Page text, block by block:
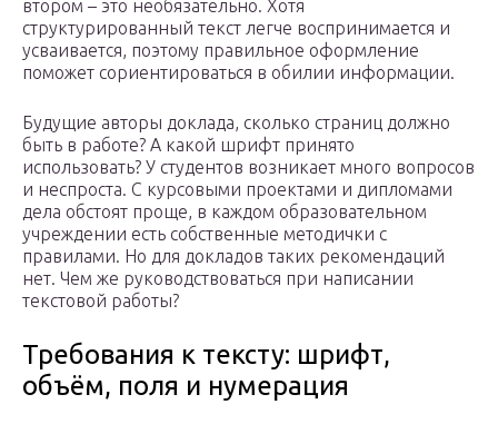
втором – это необязательно. Хотя
структурированный текст легче воспринимается и
усваивается, поэтому правильное оформление
поможет сориентироваться в обилии информации.
Будущие авторы доклада, сколько страниц должно
быть в работе? А какой шрифт принято
использовать? У студентов возникает много вопросов
и неспроста. С курсовыми проектами и дипломами
дела обстоят проще, в каждом образовательном
учреждении есть собственные методички с
правилами. Но для докладов таких рекомендаций
нет. Чем же руководствоваться при написании
текстовой работы?
Требования к тексту: шрифт,
объём, поля и нумерация